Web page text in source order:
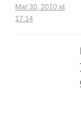
Mar 30, 2010 at
17:14